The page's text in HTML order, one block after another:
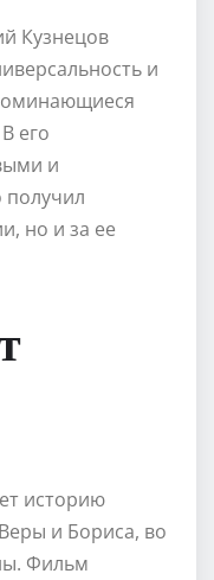
Кузнецов
и
его
и
но и за ее
историю
и Бориса, во
Фильм